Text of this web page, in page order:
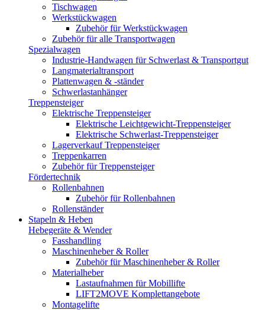
Tischwagen
Werkstückwagen
Zubehör für Werkstückwagen
Zubehör für alle Transportwagen
Spezialwagen
Industrie-Handwagen für Schwerlast & Transportgut
Langmaterialtransport
Plattenwagen & -ständer
Schwerlastanhänger
Treppensteiger
Elektrische Treppensteiger
Elektrische Leichtgewicht-Treppensteiger
Elektrische Schwerlast-Treppensteiger
Lagerverkauf Treppensteiger
Treppenkarren
Zubehör für Treppensteiger
Fördertechnik
Rollenbahnen
Zubehör für Rollenbahnen
Rollenständer
Stapeln & Heben
Hebegeräte & Wender
Fasshandling
Maschinenheber & Roller
Zubehör für Maschinenheber & Roller
Materialheber
Lastaufnahmen für Mobillifte
LIFT2MOVE Komplettangebote
Montagelifte